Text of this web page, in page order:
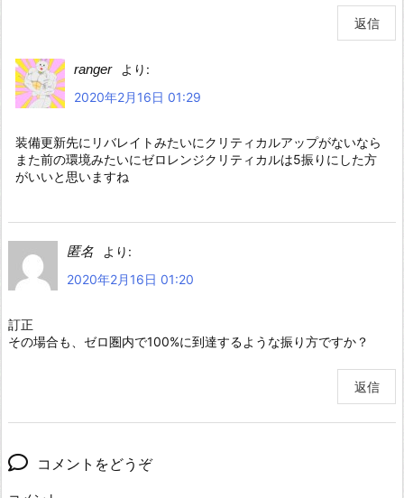
返信
ranger
より:
2020年2月16日 01:29
装備更新先にリバレイトみたいにクリティカルアップがないなら
また前の環境みたいにゼロレンジクリティカルは5振りにした方
がいいと思いますね
匿名
より:
2020年2月16日 01:20
訂正
その場合も、ゼロ圏内で100%に到達するような振り方ですか？
返信
コメントをどうぞ